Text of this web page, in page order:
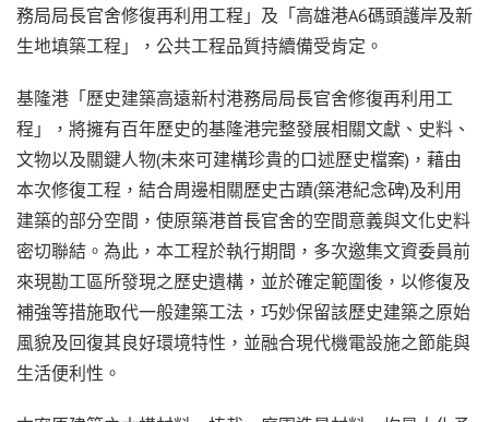
務局局長官舍修復再利用工程」及「高雄港A6碼頭護岸及新
生地填築工程」，公共工程品質持續備受肯定。
基隆港「歷史建築高遠新村港務局局長官舍修復再利用工
程」，將擁有百年歷史的基隆港完整發展相關文獻、史料、
文物以及關鍵人物(未來可建構珍貴的口述歷史檔案)，藉由
本次修復工程，結合周邊相關歷史古蹟(築港紀念碑)及利用
建築的部分空間，使原築港首長官舍的空間意義與文化史料
密切聯結。為此，本工程於執行期間，多次邀集文資委員前
來現勘工區所發現之歷史遺構，並於確定範圍後，以修復及
補強等措施取代一般建築工法，巧妙保留該歷史建築之原始
風貌及回復其良好環境特性，並融合現代機電設施之節能與
生活便利性。